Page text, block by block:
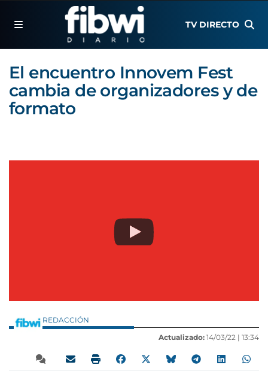
TV DIRECTO
El encuentro Innovem Fest
cambia de organizadores y de
formato
REDACCIÓN
Actualizado: 14/03/22 | 13:34